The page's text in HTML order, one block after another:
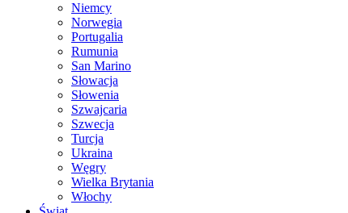
Niemcy
Norwegia
Portugalia
Rumunia
San Marino
Słowacja
Słowenia
Szwajcaria
Szwecja
Turcja
Ukraina
Węgry
Wielka Brytania
Włochy